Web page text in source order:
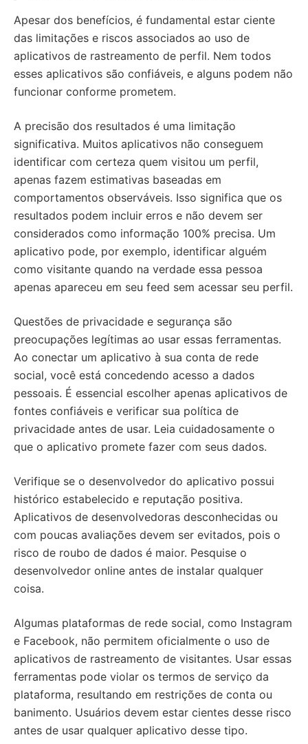
Apesar dos benefícios, é fundamental estar ciente
das limitações e riscos associados ao uso de
aplicativos de rastreamento de perfil. Nem todos
esses aplicativos são confiáveis, e alguns podem não
funcionar conforme prometem.
A precisão dos resultados é uma limitação
significativa. Muitos aplicativos não conseguem
identificar com certeza quem visitou um perfil,
apenas fazem estimativas baseadas em
comportamentos observáveis. Isso significa que os
resultados podem incluir erros e não devem ser
considerados como informação 100% precisa. Um
aplicativo pode, por exemplo, identificar alguém
como visitante quando na verdade essa pessoa
apenas apareceu em seu feed sem acessar seu perfil.
Questões de privacidade e segurança são
preocupações legítimas ao usar essas ferramentas.
Ao conectar um aplicativo à sua conta de rede
social, você está concedendo acesso a dados
pessoais. É essencial escolher apenas aplicativos de
fontes confiáveis e verificar sua política de
privacidade antes de usar. Leia cuidadosamente o
que o aplicativo promete fazer com seus dados.
Verifique se o desenvolvedor do aplicativo possui
histórico estabelecido e reputação positiva.
Aplicativos de desenvolvedoras desconhecidas ou
com poucas avaliações devem ser evitados, pois o
risco de roubo de dados é maior. Pesquise o
desenvolvedor online antes de instalar qualquer
coisa.
Algumas plataformas de rede social, como Instagram
e Facebook, não permitem oficialmente o uso de
aplicativos de rastreamento de visitantes. Usar essas
ferramentas pode violar os termos de serviço da
plataforma, resultando em restrições de conta ou
banimento. Usuários devem estar cientes desse risco
antes de usar qualquer aplicativo desse tipo.